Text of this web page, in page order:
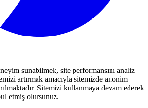
sunabilmek, site performansını analiz
artırmak amacıyla sitemizde anonim
Sitemizi kullanmaya devam ederek
etmiş olursunuz.